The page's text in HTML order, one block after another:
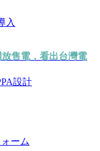
入
設計
ーム
售電，看出台灣電